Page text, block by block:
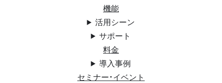
機能
活用シーン
サポート
料金
導入事例
セミナー・イベント